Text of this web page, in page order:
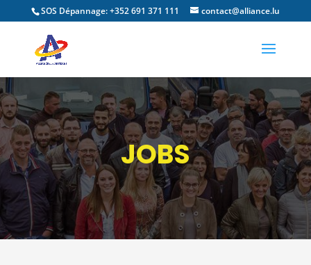
SOS Dépannage: +352 691 371 111 contact@alliance.lu
JOBS